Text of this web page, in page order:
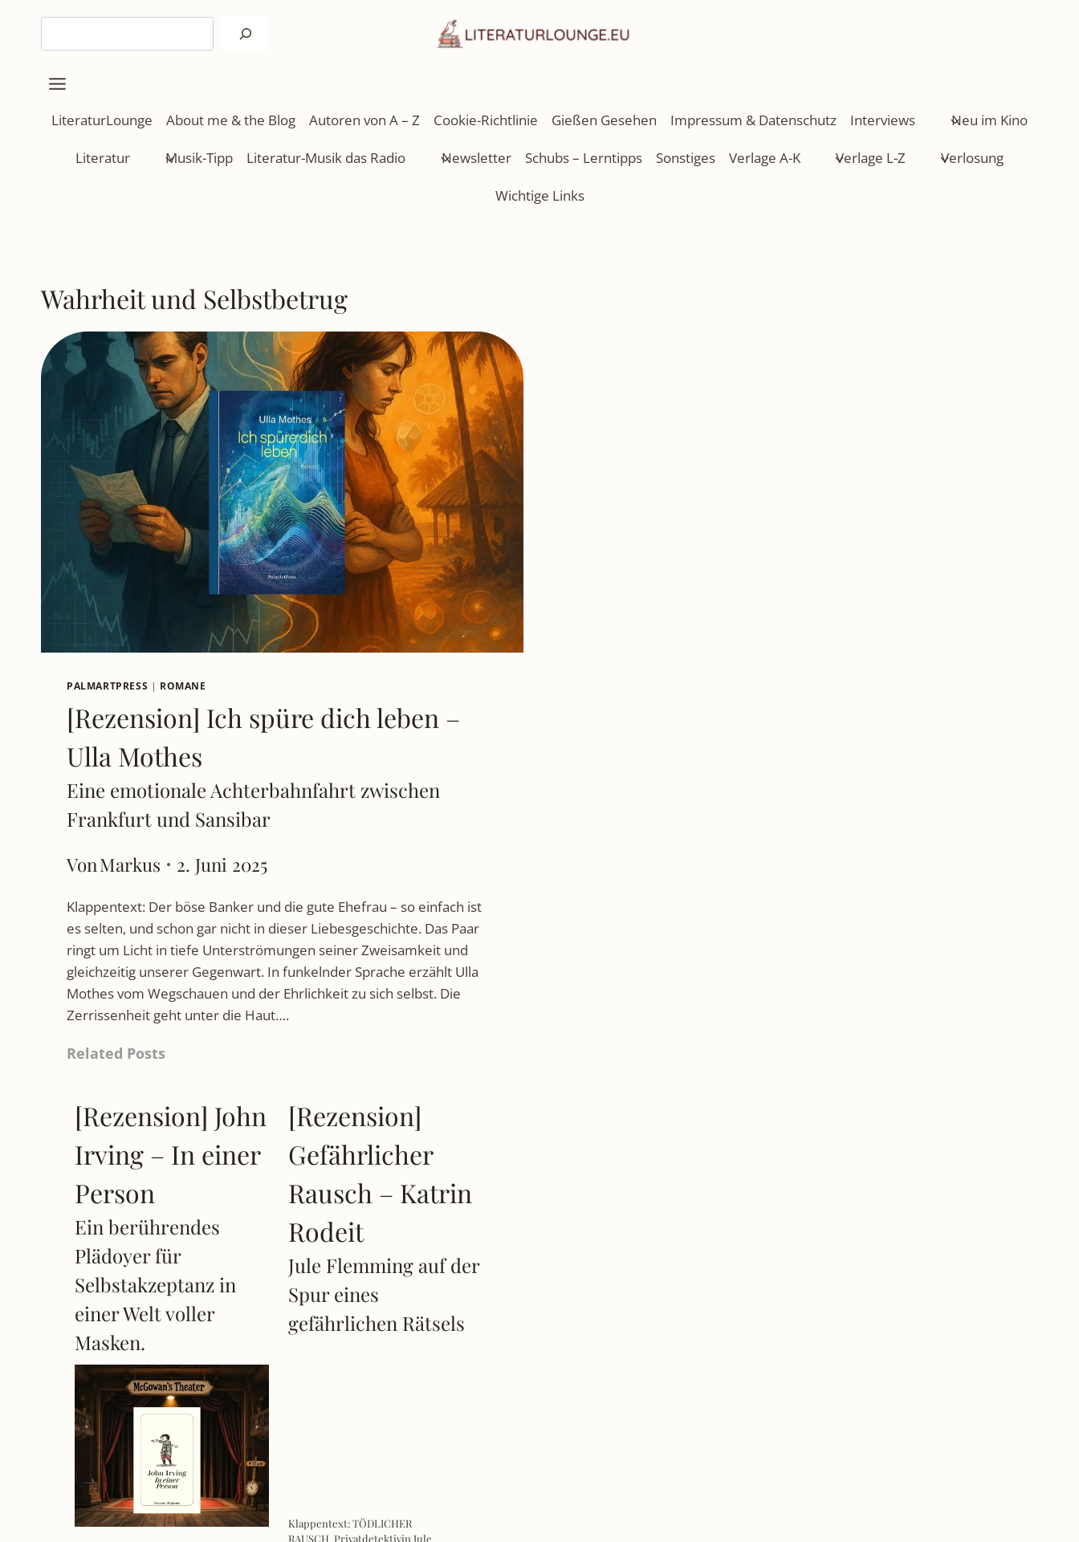
springen
LiteraturLounge About me & the Blog Autoren von A – Z Cookie-Richtlinie Gießen Gesehen Impressum & Datenschutz Interviews Neu im Kino
Literatur Musik-Tipp Literatur-Musik das Radio Newsletter Schubs – Lerntipps Sonstiges Verlage A-K Verlage L-Z Verlosung
Wichtige Links
Wahrheit und Selbstbetrug
PALMARTPRESS | ROMANE
[Rezension] Ich spüre dich leben –
Ulla Mothes
Eine emotionale Achterbahnfahrt zwischen
Frankfurt und Sansibar
VonMarkus 2. Juni 2025
Klappentext: Der böse Banker und die gute Ehefrau – so einfach ist
es selten, und schon gar nicht in dieser Liebesgeschichte. Das Paar
ringt um Licht in tiefe Unterströmungen seiner Zweisamkeit und
gleichzeitig unserer Gegenwart. In funkelnder Sprache erzählt Ulla
Mothes vom Wegschauen und der Ehrlichkeit zu sich selbst. Die
Zerrissenheit geht unter die Haut….
Related Posts
[Rezension] John
Irving – In einer
Person
Ein berührendes
Plädoyer für
Selbstakzeptanz in
einer Welt voller
Masken.
[Rezension]
Gefährlicher
Rausch – Katrin
Rodeit
Jule Flemming auf der
Spur eines
gefährlichen Rätsels
Klappentext: TÖDLICHER
RAUSCH Privatdetektivin Jule